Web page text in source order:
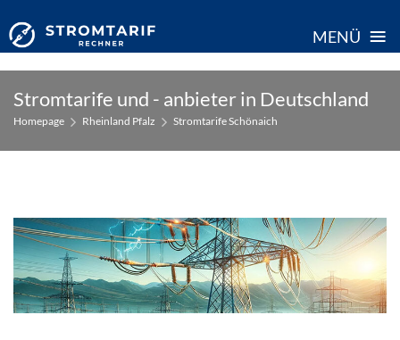
MENÜ ≡
content
Stromtarife und - anbieter in Deutschland
Homepage Rheinland Pfalz Stromtarife Schönaich